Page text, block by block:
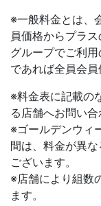
※一般料金とは、
員価格からプラス
グループでご利
であれば全員会員
※料金表に記載の
る店舗へお問い合
※ゴールデンウィ
間は、料金が異
ございます。
※店舗により組数
ます。